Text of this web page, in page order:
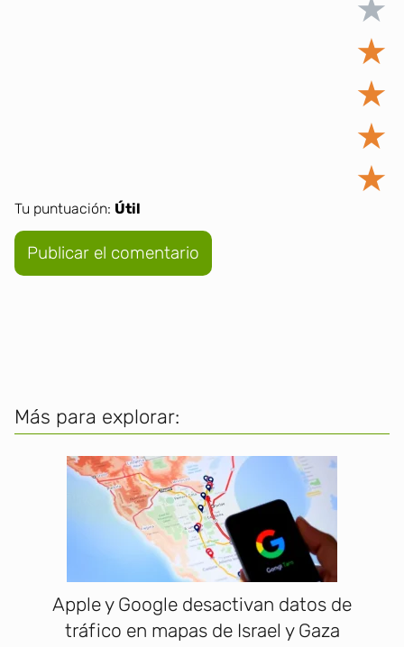
★
★
★
★
★
Tu puntuación: Útil
Más para explorar:
Apple y Google desactivan datos de
tráfico en mapas de Israel y Gaza